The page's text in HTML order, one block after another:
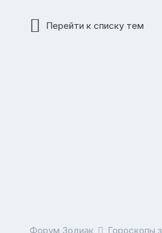
Перейти к списку тем
Форум Зодиак Гороскопы